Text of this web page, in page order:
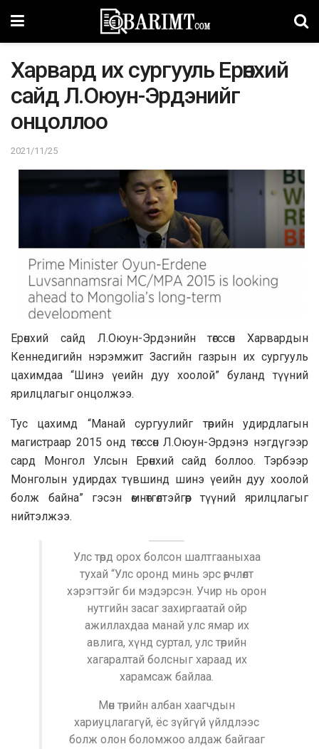
Харвард их сургууль Ерөнхий
сайд Л.Оюун-Эрдэнийг
онцоллоо
2021/11/25
Ерөнхий сайд Л.Оюун-Эрдэнийн төгссөн Харвардын
Кеннедигийн нэрэмжит Засгийн газрын их сургууль
цахимдаа “Шинэ үеийн дуу хоолой” буланд түүний
ярилцлагыг онцолжээ.
Тус цахимд “Манай сургуулийг төрийн удирдлагын
магистраар 2015 онд төгссөн Л.Оюун-Эрдэнэ нэгдүгээр
сард Монгол Улсын Ерөнхий сайд боллоо. Тэрбээр
Монголын удирдах түвшинд шинэ үеийн дуу хоолой
болж байна” гэсэн өмнөтгөлтэйгөөр түүний ярилцлагыг
нийтэлжээ.
Улс төрд орох болсон шалтгааныхаа
тухай “Улс оронд минь эрс өөрчлөлт
хэрэгтэйг би мэдэрсэн. Учир нь орон
нутгийн засаг захиргаатай ойр
ажиллахдаа манай улс ямар их
авлига, хүнд суртал, улс төрийн
хагаралтай болсныг хараад их
харамсаж байлаа.
Мөн төрийн албан хаагчдын
хариуцлагагүй, ёс зүйгүй үйлдлээс
болж олон боломжоо алдаж байгааг